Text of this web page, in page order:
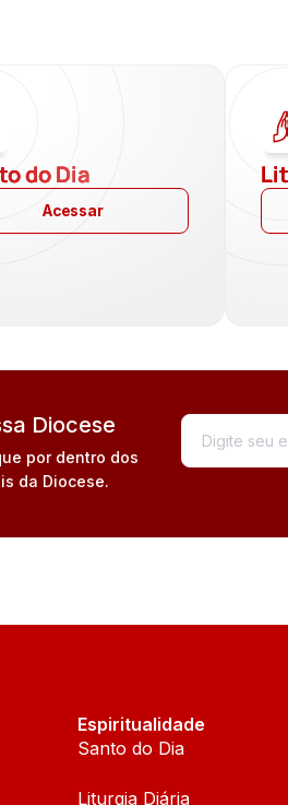
do Dia
Acessar
Diocese
por dentro dos
da Diocese.
Espiritualidade
Santo do Dia
Liturgia Diária